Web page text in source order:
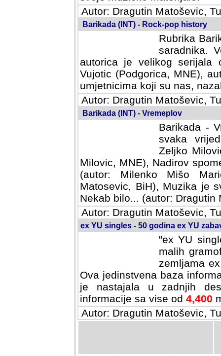
Autor: Dragutin Matoševic,
Barikada (INT) - Rock-pop history
Rubrika
saradnika.
autorica je velikog serijala
Vujotic (Podgorica, MNE),
umjetnicima koji su nas,
Autor: Dragutin Matoševic,
Barikada (INT) - Vremeplov
Barikada -
svaka
Milovic,
MNE), Nadirov spomenar
Milenko Mišo Maric, UK),
Muzika je svirala (autor:
(autor: Dragutin Matosevic,
Autor: Dragutin Matoševic,
ex YU singles - 50 godina ex YU
"ex YU
malih
zemljama
Ova jedinstvena baza
je nastajala u zadnjih
informacije sa vise od 4,400
Autor: Dragutin Matoševic,